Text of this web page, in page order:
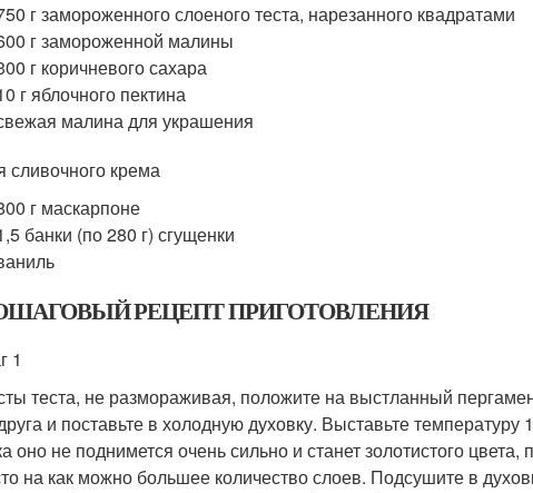
г замороженного слоеного теста, нарезанного квадратами
г замороженной малины
г коричневого сахара
г яблочного пектина
малина для украшения
сливочного крема
г маскарпоне
банки (по 280 г) сгущенки
РЕЦЕПТ ПРИГОТОВЛЕНИЯ
1
теста, не размораживая, положите на выстланный
и поставьте в холодную духовку. Выставьте
оно не поднимется очень сильно и станет золотистого
на как можно большее количество слоев. Подсушите в